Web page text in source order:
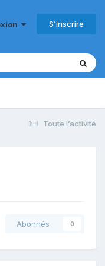
S’inscrire
Toute l’activité
Abonnés 0